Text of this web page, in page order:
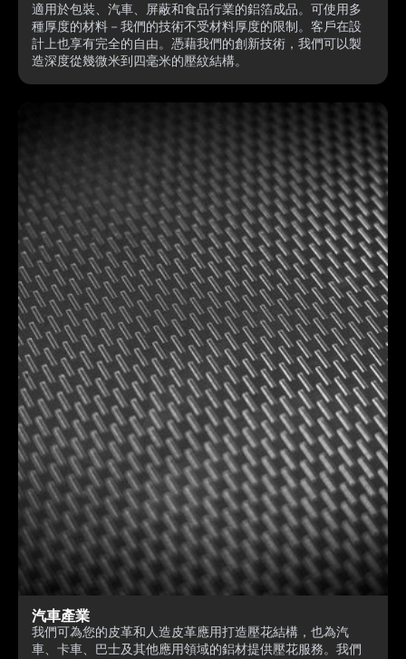
適用於包裝、汽車、屏蔽和食品行業的鋁箔成品。可使用多
種厚度的材料－我們的技術不受材料厚度的限制。客戶在設
計上也享有完全的自由。憑藉我們的創新技術，我們可以製
造深度從幾微米到四毫米的壓紋結構。
汽車產業
我們可為您的皮革和人造皮革應用打造壓花結構，也為汽
車、卡車、巴士及其他應用領域的鋁材提供壓花服務。我們